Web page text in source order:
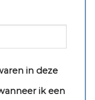
in deze
ik een